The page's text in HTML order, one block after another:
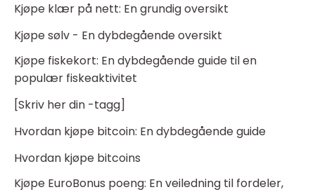
Kjøpe klær på nett: En grundig oversikt
Kjøpe sølv - En dybdegående oversikt
Kjøpe fiskekort: En dybdegående guide til en
populær fiskeaktivitet
[Skriv her din -tagg]
Hvordan kjøpe bitcoin: En dybdegående guide
Hvordan kjøpe bitcoins
Kjøpe EuroBonus poeng: En veiledning til fordeler,